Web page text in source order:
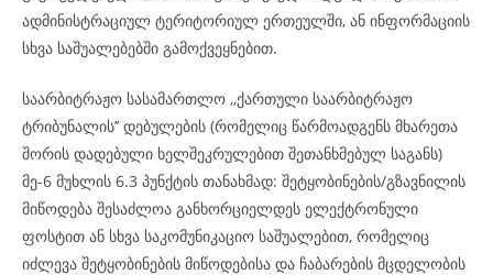
ადმინისტრაციულ ტერიტორიულ ერთეულში, ან ინფორმაციის
სხვა საშუალებებში გამოქვეყნებით.
საარბიტრაჟო სასამართლო ,,ქართული საარბიტრაჟო
ტრიბუნალის’’ დებულების (რომელიც წარმოადგენს მხარეთა
შორის დადებული ხელშეკრულებით შეთანხმებულ საგანს)
მე-6 მუხლის 6.3 პუნქტის თანახმად: შეტყობინების/გზავნილის
მიწოდება შესაძლოა განხორციელდეს ელექტრონული
ფოსტით ან სხვა საკომუნიკაციო საშუალებით, რომელიც
იძლევა შეტყობინების მიწოდებისა და ჩაბარების მცდელობის